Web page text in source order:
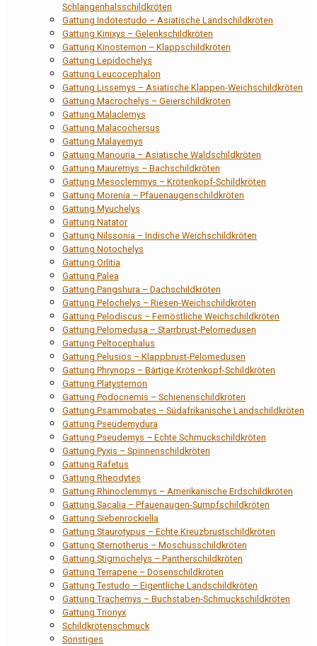
Schlangenhalsschildkröten
Gattung Indotestudo – Asiatische Landschildkröten
Gattung Kinixys – Gelenkschildkröten
Gattung Kinosternon – Klappschildkröten
Gattung Lepidochelys
Gattung Leucocephalon
Gattung Lissemys – Asiatische Klappen-Weichschildkröten
Gattung Macrochelys – Geierschildkröten
Gattung Malaclemys
Gattung Malacochersus
Gattung Malayemys
Gattung Manouria – Asiatische Waldschildkröten
Gattung Mauremys – Bachschildkröten
Gattung Mesoclemmys – Krötenkopf-Schildkröten
Gattung Morenia – Pfauenaugenschildkröten
Gattung Myuchelys
Gattung Natator
Gattung Nilssonia – Indische Weichschildkröten
Gattung Notochelys
Gattung Orlitia
Gattung Palea
Gattung Pangshura – Dachschildkröten
Gattung Pelochelys – Riesen-Weichschildkröten
Gattung Pelodiscus – Fernöstliche Weichschildkröten
Gattung Pelomedusa – Starrbrust-Pelomedusen
Gattung Peltocephalus
Gattung Pelusios – Klappbrust-Pelomedusen
Gattung Phrynops – Bärtige Krötenkopf-Schildkröten
Gattung Platysternon
Gattung Podocnemis – Schienenschildkröten
Gattung Psammobates – Südafrikanische Landschildkröten
Gattung Pseudemydura
Gattung Pseudemys – Echte Schmuckschildkröten
Gattung Pyxis – Spinnenschildkröten
Gattung Rafetus
Gattung Rheodytes
Gattung Rhinoclemmys – Amerikanische Erdschildkröten
Gattung Sacalia – Pfauenaugen-Sumpfschildkröten
Gattung Siebenrockiella
Gattung Staurotypus – Echte Kreuzbrustschildkröten
Gattung Sternotherus – Moschusschildkröten
Gattung Stigmochelys – Pantherschildkröten
Gattung Terrapene – Dosenschildkröten
Gattung Testudo – Eigentliche Landschildkröten
Gattung Trachemys – Buchstaben-Schmuckschildkröten
Gattung Trionyx
Schildkrötenschmuck
Sonstiges